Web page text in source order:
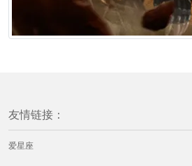
友情链接：
爱星座